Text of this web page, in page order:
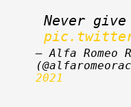
— Alfa Romeo
2021